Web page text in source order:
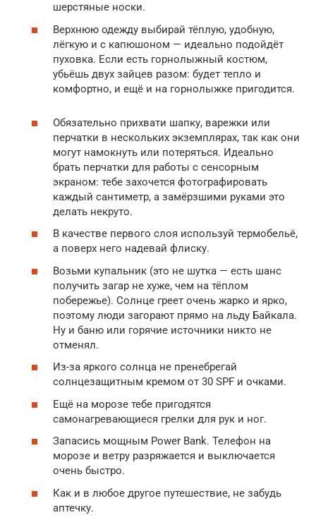
шерстяные носки.
Верхнюю одежду выбирай тёплую, удобную,
лёгкую и с капюшоном — идеально подойдёт
пуховка. Если есть горнолыжный костюм,
убьёшь двух зайцев разом: будет тепло и
комфортно, и ещё и на горнолыжке пригодится.
Обязательно прихвати шапку, варежки или
перчатки в нескольких экземплярах, так как они
могут намокнуть или потеряться. Идеально
брать перчатки для работы с сенсорным
экраном: тебе захочется фотографировать
каждый сантиметр, а замёрзшими руками это
делать некруто.
В качестве первого слоя используй термобельё,
а поверх него надевай флиску.
Возьми купальник (это не шутка — есть шанс
получить загар не хуже, чем на тёплом
побережье). Солнце греет очень жарко и ярко,
поэтому люди загорают прямо на льду Байкала.
Ну и баню или горячие источники никто не
отменял.
Из-за яркого солнца не пренебрегай
солнцезащитным кремом от 30 SPF и очками.
Ещё на морозе тебе пригодятся
самонагревающиеся грелки для рук и ног.
Запасись мощным Power Bank. Телефон на
морозе и ветру разряжается и выключается
очень быстро.
Как и в любое другое путешествие, не забудь
аптечку.